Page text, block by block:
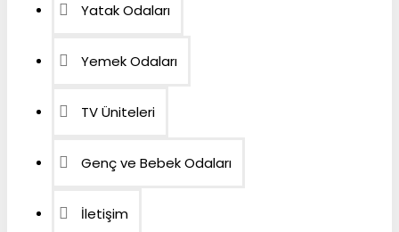
Yatak Odaları
Yemek Odaları
TV Üniteleri
Genç ve Bebek Odaları
İletişim